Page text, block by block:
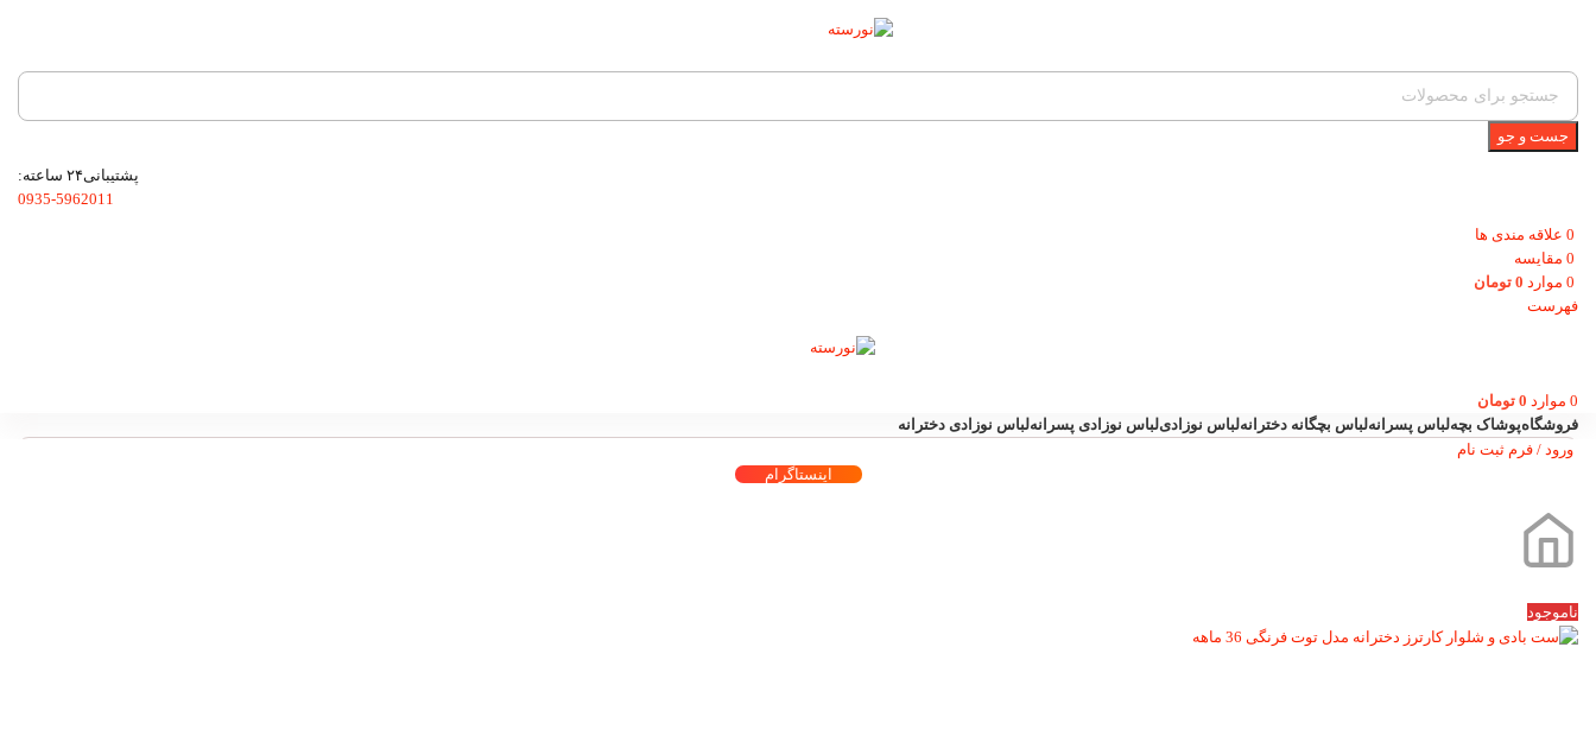
جست و جو
پشتیبانی۲۴ ساعته:
0935-5962011
0 علاقه مندی ها
0 مقایسه
0 موارد 0 تومان
فهرست
0 موارد 0 تومان
فروشگاهپوشاک بچهلباس پسرانهلباس بچگانه دخترانهلباس نوزادیلباس نوزادی پسرانهلباس نوزادی دخترانه
ورود / فرم ثبت نام
اینستاگرام
ناموجود